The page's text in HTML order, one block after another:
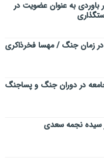
باوردی به عنوان عضویت در
زمان جنگ / مهسا فخرذاکری
در دوران جنگ و پساجنگ
سیده نجمه سعدی